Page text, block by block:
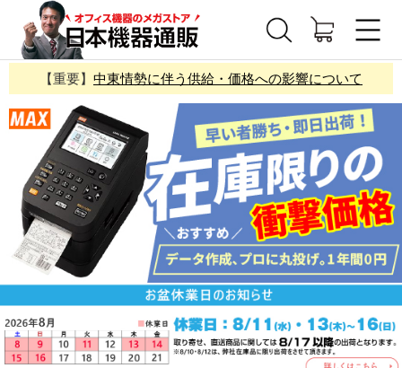
【重要】 中東情勢に伴う供給・価格への影響について